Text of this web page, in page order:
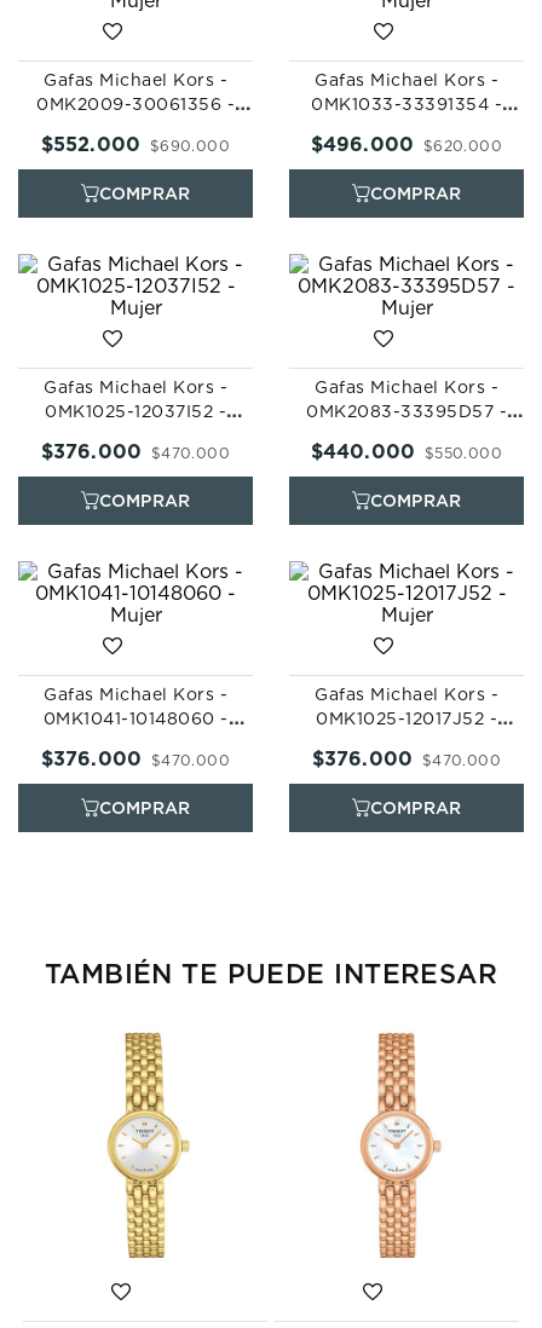
Gafas Michael Kors -
0MK2009-30061356 -
$690.000
$552.000
Gafas Michael Kors -
0MK1033-33391354 -
$620.000
$496.000
Gafas Michael Kors -
0MK1025-12037I52 -
$470.000
$376.000
Gafas Michael Kors -
0MK2083-33395D57 -
$550.000
$440.000
Gafas Michael Kors -
0MK1041-10148060 -
$470.000
$376.000
Gafas Michael Kors -
0MK1025-12017J52 -
$470.000
$376.000
TAMBIÉN TE PUEDE INTERESAR